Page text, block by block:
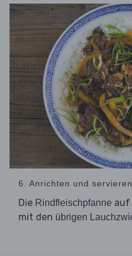
6. Anrichten und servieren
Die Rindfleischpfanne auf
mit den übrigen